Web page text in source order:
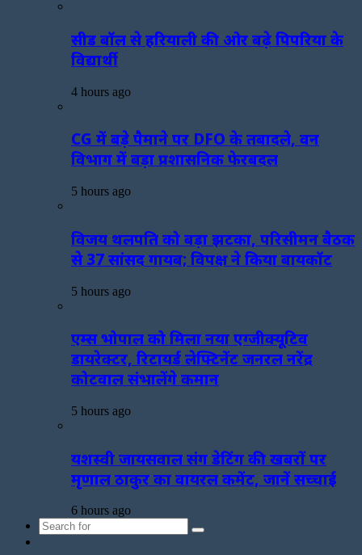
सीड बॉल से हरियाली की ओर बढ़े पिपरिया के
विद्यार्थी
4 hours ago
CG में बड़े पैमाने पर DFO के तबादले, वन
विभाग में बड़ा प्रशासनिक फेरबदल
5 hours ago
विजय थलपति को बड़ा झटका, परिसीमन बैठक
से 37 सांसद गायब; विपक्ष ने किया बायकॉट
5 hours ago
एम्स भोपाल को मिला नया एग्जीक्यूटिव
डायरेक्टर, रिटायर्ड लेफ्टिनेंट जनरल नरेंद्र
कोटवाल संभालेंगे कमान
5 hours ago
यशस्वी जायसवाल संग डेटिंग की खबरों पर
मृणाल ठाकुर का वायरल कमेंट, जानें सच्चाई
6 hours ago
Search